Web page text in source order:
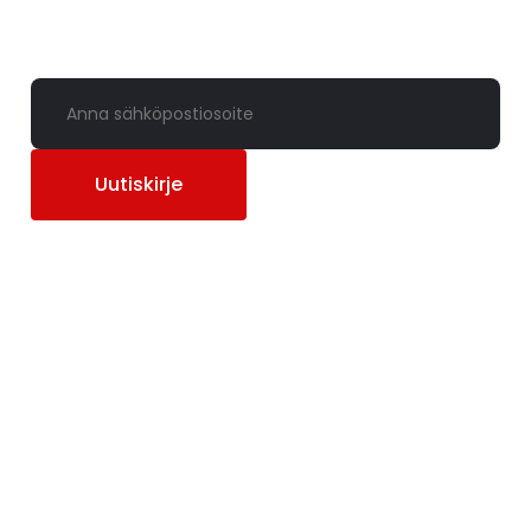
Uutiskirje